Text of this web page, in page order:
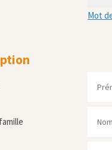
Mot